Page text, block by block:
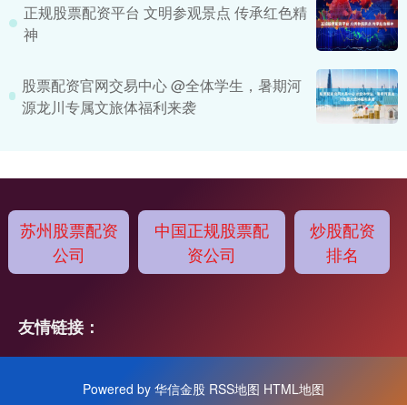
正规股票配资平台 文明参观景点 传承红色精
神
股票配资官网交易中心 @全体学生，暑期河
源龙川专属文旅体福利来袭
苏州股票配资
公司
中国正规股票配
资公司
炒股配资
排名
友情链接：
Powered by 华信金股 RSS地图 HTML地图